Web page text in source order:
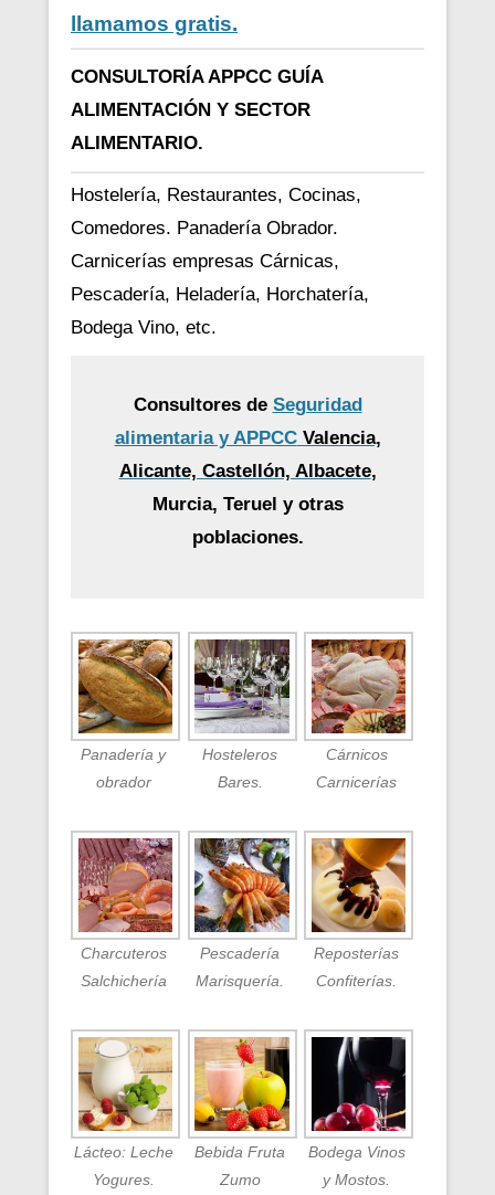
llamamos gratis.
CONSULTORÍA APPCC GUÍA
ALIMENTACIÓN Y SECTOR
ALIMENTARIO.
Hostelería, Restaurantes, Cocinas,
Comedores. Panadería Obrador.
Carnicerías empresas Cárnicas,
Pescadería, Heladería, Horchatería,
Bodega Vino, etc.
Consultores de Seguridad
alimentaria y APPCCValencia,
Alicante, Castellón, Albacete,
Murcia, Teruel y otras
poblaciones.
Panadería y
obrador
Hosteleros
Bares.
Cárnicos
Carnicerías
Charcuteros
Salchichería
Pescadería
Marisquería.
Reposterías
Confiterías.
Lácteo: Leche
Yogures.
Bebida Fruta
Zumo
Bodega Vinos
y Mostos.